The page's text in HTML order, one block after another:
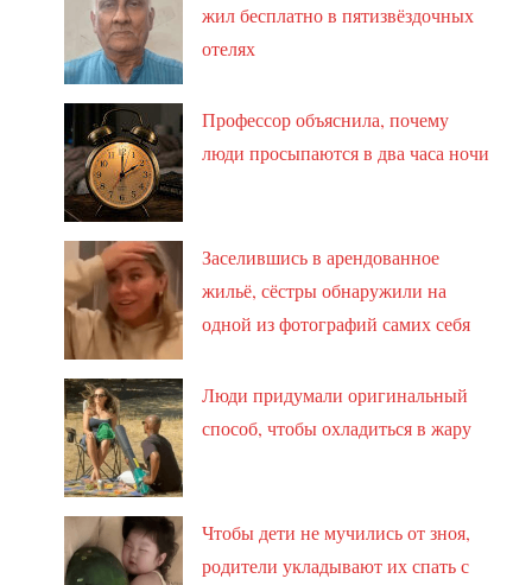
жил бесплатно в пятизвёздочных
отелях
Профессор объяснила, почему
люди просыпаются в два часа ночи
Заселившись в арендованное
жильё, сёстры обнаружили на
одной из фотографий самих себя
Люди придумали оригинальный
способ, чтобы охладиться в жару
Чтобы дети не мучились от зноя,
родители укладывают их спать с